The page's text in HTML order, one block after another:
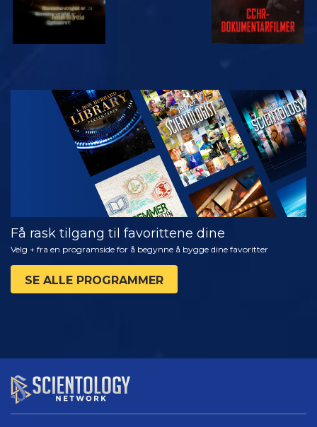
SE
UTFORSK
SERIEN
Få rask tilgang til favorittene dine
Velg + fra en programside for å begynne å bygge dine favoritter
SE ALLE PROGRAMMER